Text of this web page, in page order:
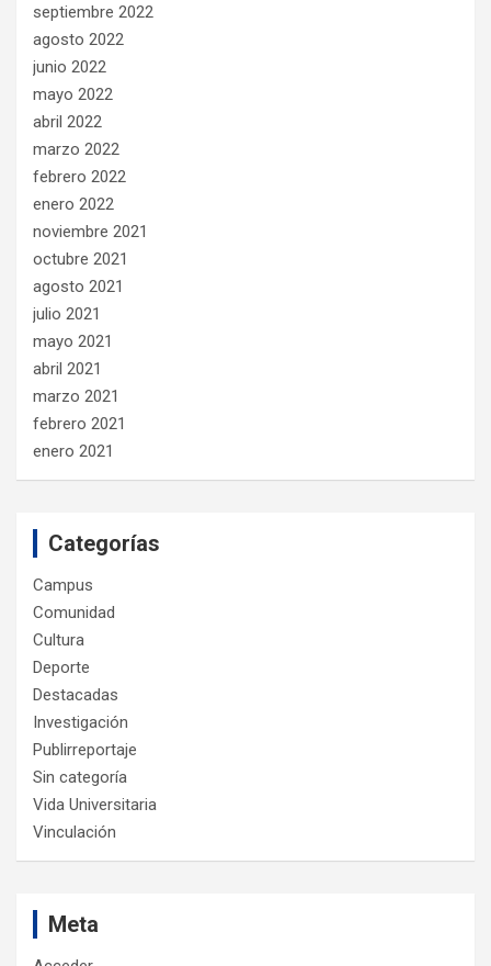
septiembre 2022
agosto 2022
junio 2022
mayo 2022
abril 2022
marzo 2022
febrero 2022
enero 2022
noviembre 2021
octubre 2021
agosto 2021
julio 2021
mayo 2021
abril 2021
marzo 2021
febrero 2021
enero 2021
Categorías
Campus
Comunidad
Cultura
Deporte
Destacadas
Investigación
Publirreportaje
Sin categoría
Vida Universitaria
Vinculación
Meta